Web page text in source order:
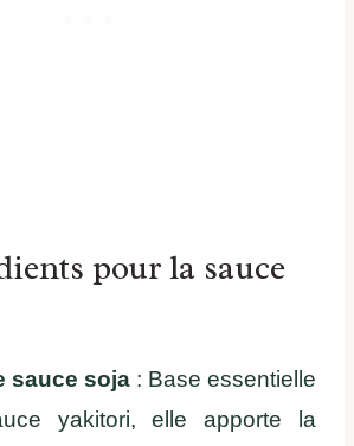
pour la sauce
sauce soja : Base essentielle
yakitori, elle apporte la